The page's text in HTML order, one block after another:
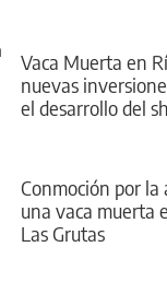
Vaca Muerta en
nuevas
el desarrollo del
Conmoción por la
una vaca muerta
Las Grutas